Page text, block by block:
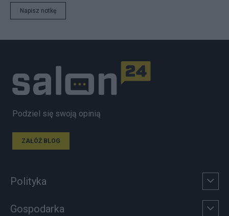
Napisz notkę
Podziel się swoją opinią
ZAŁÓŻ BLOG
Polityka
Gospodarka